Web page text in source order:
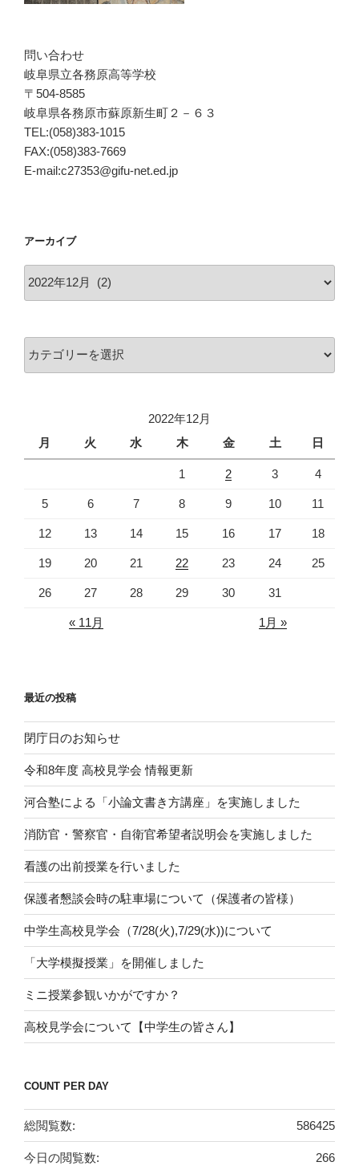
問い合わせ
岐阜県立各務原高等学校
〒504-8585
岐阜県各務原市蘇原新生町２－６３
TEL:(058)383-1015
FAX:(058)383-7669
E-mail:c27353@gifu-net.ed.jp
アーカイブ
ブ
テ
2022年12月
月
火 水 木 金 土 日
1 2 3 4
5 6 7 8 9 10 11
12 13 14 15 16 17 18
19 20 21 22 23 24 25
26 27 28 29 30 31
« 11月 1月 »
最近の投稿
閉庁日のお知らせ
令和8年度 高校見学会 情報更新
河合塾による「小論文書き方講座」を実施しました
消防官・警察官・自衛官希望者説明会を実施しました
看護の出前授業を行いました
保護者懇談会時の駐車場について（保護者の皆様）
中学生高校見学会（7/28(火),7/29(水))について
「大学模擬授業」を開催しました
ミニ授業参観いかがですか？
高校見学会について【中学生の皆さん】
COUNT PER DAY
586425
総閲覧数:
266
今日の閲覧数: